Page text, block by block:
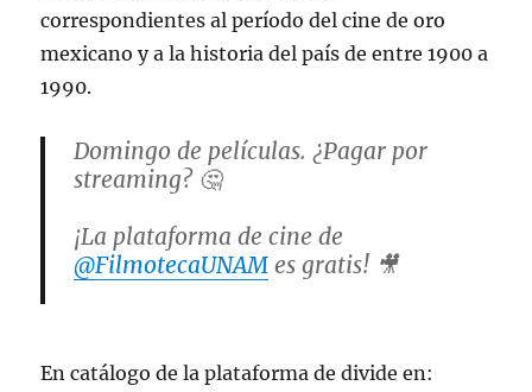
correspondientes al período del cine de oro
mexicano y a la historia del país de entre 1900 a
1990.
Domingo de películas. ¿Pagar por
streaming? 🤔
¡La plataforma de cine de
@FilmotecaUNAM es gratis! 🎥
restaurados.
En catálogo de la plataforma de divide en: